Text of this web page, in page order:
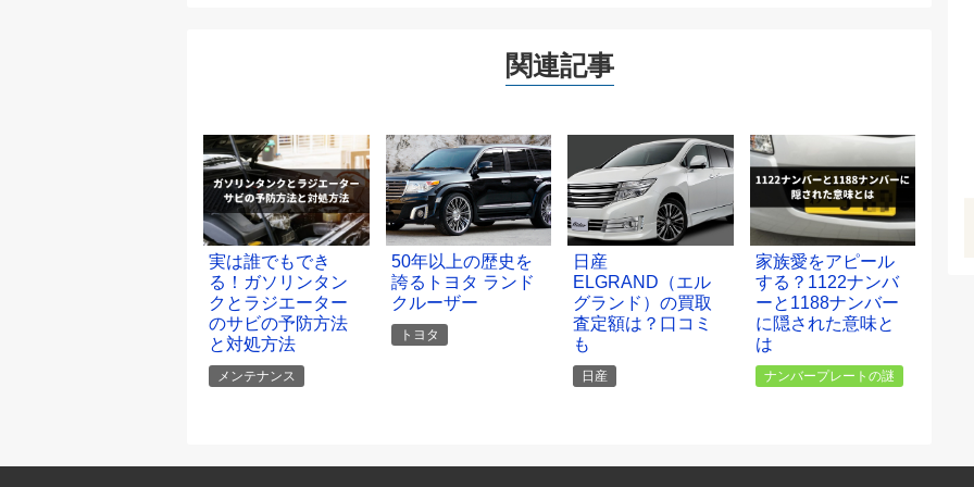
関連記事
実は誰でもでき
る！ガソリンタン
クとラジエーター
のサビの予防方法
と対処方法
メンテナンス
50年以上の歴史を
誇るトヨタ ランド
クルーザー
トヨタ
日産
ELGRAND（エル
グランド）の買取
査定額は？口コミ
も
日産
家族愛をアピール
する？1122ナンバ
ーと1188ナンバー
に隠された意味と
は
ナンバープレートの謎